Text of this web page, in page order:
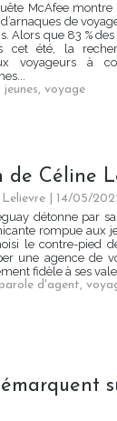
McAfee
de
Alors que 83 %
cet été, la
voyageurs à
jeunes, voyage
de Céline
| 14/05/
détonne par
rompue aux
le contre-pied
une agence de
fidèle à ses
d'agent,